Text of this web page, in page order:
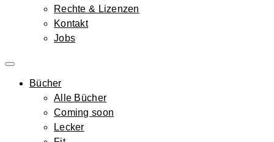
Rechte & Lizenzen
Kontakt
Jobs
Bücher
Alle Bücher
Coming soon
Lecker